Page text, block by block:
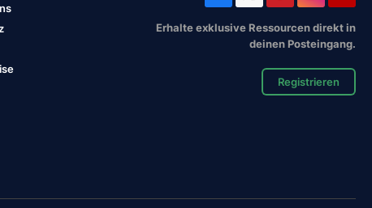
Erhalte exklusive Ressourcen direkt in
deinen Posteingang.
Registrieren